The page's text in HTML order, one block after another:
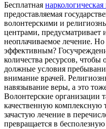
Бесплатная
предоставляемая
волонтерскими и
центрами, предусматривает
неоплачиваемое лечение.
эффективным?
количества ресурсов, чтобы
должные условия
внимание врачей.
навязывание веры, а это
Волонтерские организации
качественную комплексную
зачастую лечение в
превращается в